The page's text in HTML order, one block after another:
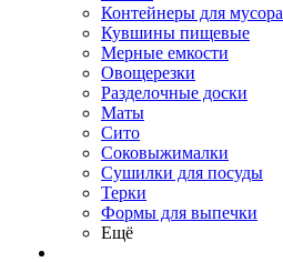
Контейнеры для мусора
Кувшины пищевые
Мерные емкости
Овощерезки
Разделочные доски
Маты
Сито
Соковыжималки
Сушилки для посуды
Терки
Формы для выпечки
Ещё